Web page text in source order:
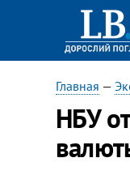
Главная —
НБУ